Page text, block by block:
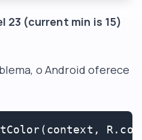
23 (current min is 15)
o Android oferece